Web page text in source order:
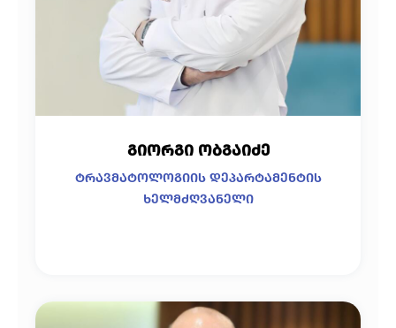
გიორგი ობგაიძე
ტრავმატოლოგიის დეპარტამენტის
ხელმძღვანელი